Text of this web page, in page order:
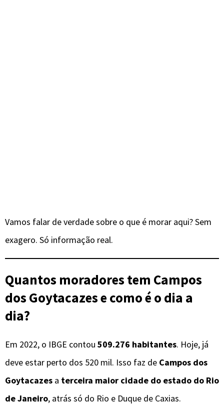
Vamos falar de verdade sobre o que é morar aqui? Sem
exagero. Só informação real.
Quantos moradores tem Campos
dos Goytacazes e como é o dia a
dia?
Em 2022, o IBGE contou 509.276 habitantes. Hoje, já
deve estar perto dos 520 mil. Isso faz de Campos dos
Goytacazes a terceira maior cidade do estado do Rio
de Janeiro, atrás só do Rio e Duque de Caxias.